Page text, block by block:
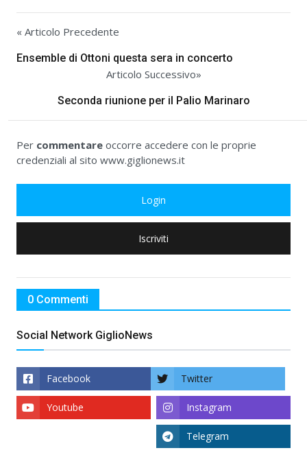
« Articolo Precedente
Ensemble di Ottoni questa sera in concerto
Articolo Successivo»
Seconda riunione per il Palio Marinaro
Per commentare occorre accedere con le proprie
credenziali al sito www.giglionews.it
Login
Iscriviti
0 Commenti
Social Network GiglioNews
Facebook Twitter
Instagram
Youtube
Telegram